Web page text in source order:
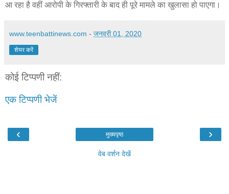
आ रहा है वहीं आरोपी के गिरफ्तारी के बाद ही पूरे मामले का खुलासा हो पाएगा।
www.teenbattinews.com - जनवरी 01, 2020
शेयर करें
कोई टिप्पणी नहीं:
एक टिप्पणी भेजें
‹ ›
मुख्यपृष्ठ
वेब वर्शन देखें